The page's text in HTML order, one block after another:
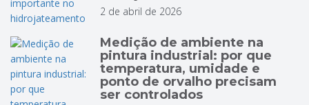
2 de abril de 2026
Medição de ambiente na
pintura industrial: por que
temperatura, umidade e
ponto de orvalho precisam
ser controlados